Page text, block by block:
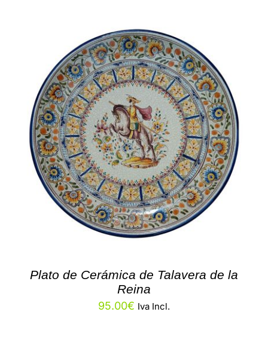
Plato de Cerámica de Talavera de la
Reina
95.00€ Iva Incl.